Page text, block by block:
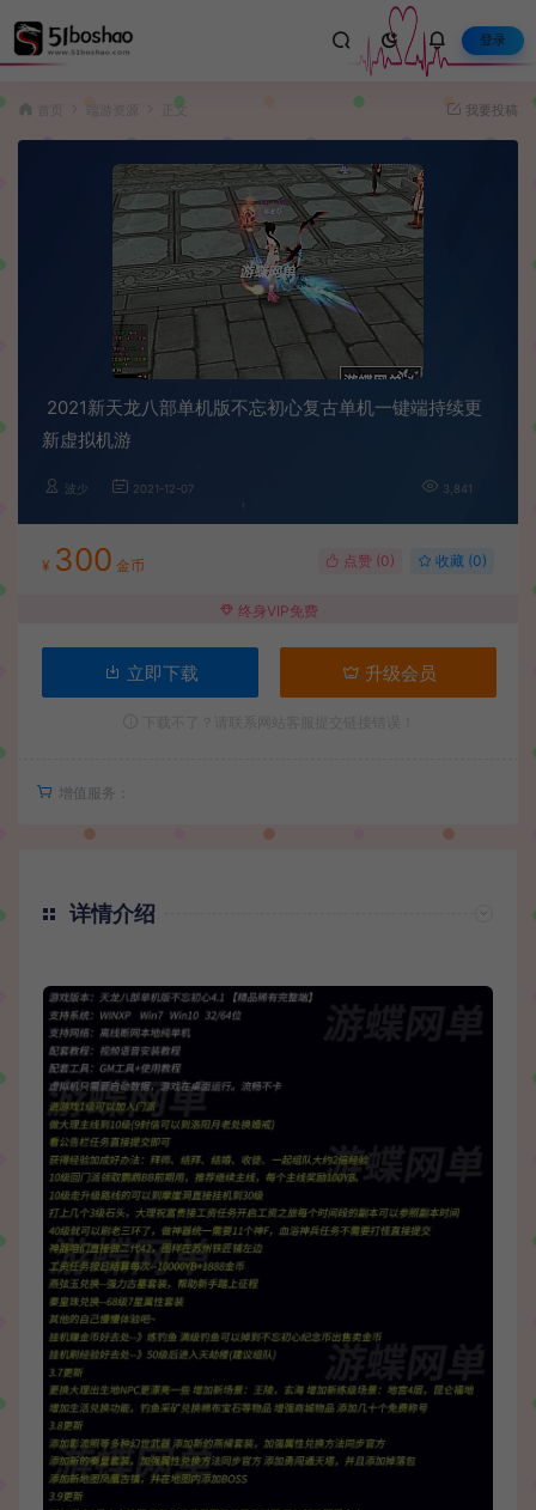
登录
端游资源 正文 我要投稿
2021新天龙八部单机版不忘初心复古单机一键端持续更
新虚拟机游
波少 2021-12-07 3,841
¥ 300 金币 点赞 (0) 收藏 (0)
终身VIP免费
立即下载 升级会员
增值服务：
详情介绍